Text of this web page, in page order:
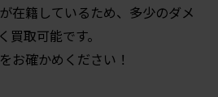
在籍しているため、多少のダメ
買取可能です。
お確かめください！